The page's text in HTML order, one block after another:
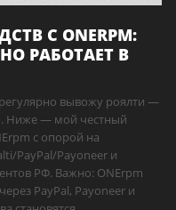
С ONERPM:
РАБОТАЕТ В
вывожу роялти —
Ниже — мой честный
с опорой на
PayPal/Payoneer и
РФ. Важно: ONErpm
PayPal, Payoneer и